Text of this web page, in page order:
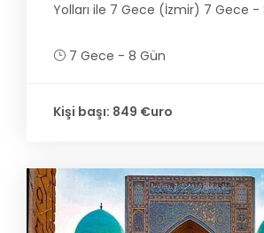
Yolları ile 7 Gece (İzmir) 7 Gece -
7 Gece - 8 Gün
Kişi başı: 849 €uro